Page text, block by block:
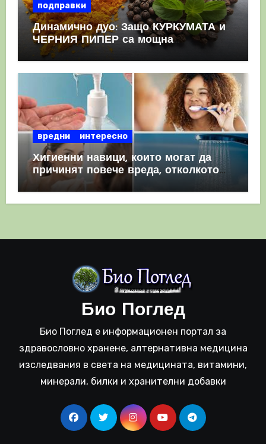
подправки
Динамично дуо: Защо КУРКУМАТА и
ЧЕРНИЯ ПИПЕР са мощна
комбинация
вредни интересно
Хигиенни навици, които могат да
причинят повече вреда, отколкото
полза
Био Поглед
Био Поглед е информационен портал за
здравословно хранене, алтернативна медицина
изследвания в света на медицината, витамини,
минерали, билки и хранителни добавки